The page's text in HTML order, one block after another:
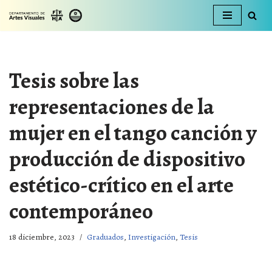
Ir
Tesis sobre las
representaciones de la
mujer en el tango canción y
producción de dispositivo
estético-crítico en el arte
contemporáneo
18 diciembre, 2023 Graduados, Investigación, Tesis